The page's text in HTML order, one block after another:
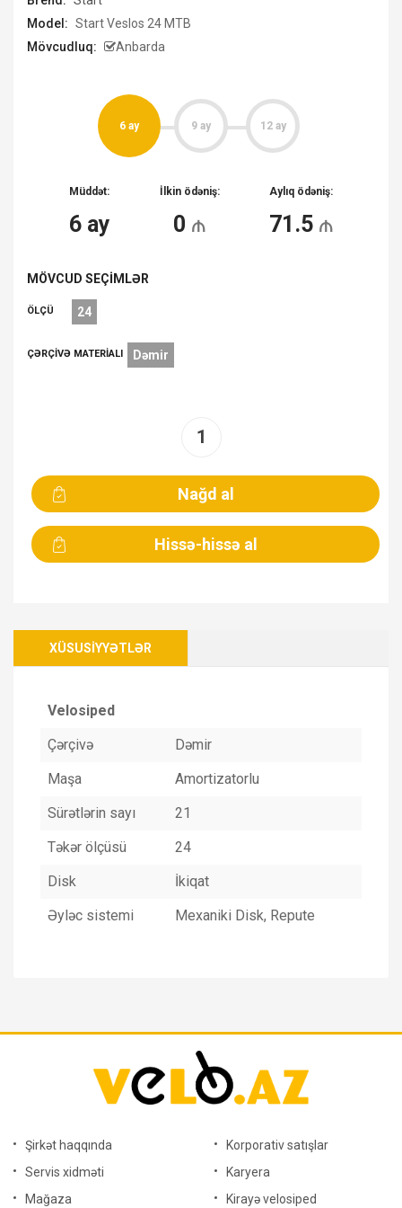
Model: Start Veslos 24 MTB
Mövcudluq:
Anbarda
6 ay 9 ay 12 ay
Müddət:
6ay
İlkin ödəniş:
0 ₼
Aylıq ödəniş:
71.5 ₼
MÖVCUD SEÇIMLƏR
ÖLÇÜ 24
ÇƏRÇIVƏ MATERIALI Dəmir
XÜSUSIYYƏTLƏR
Velosiped
Çərçivə
Dəmir
Maşa
Amortizatorlu
Sürətlərin sayı
21
Təkər ölçüsü
24
Disk
İkiqat
Əyləc sistemi
Mexaniki Disk, Repute
Şirkət haqqında
Servis xidməti
Mağaza
Korporativ satışlar
Karyera
Kirayə velosiped